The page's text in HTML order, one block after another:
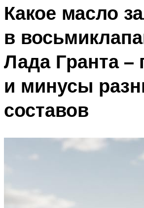
Какое масло
в
Лада Гранта
и минусы
составов